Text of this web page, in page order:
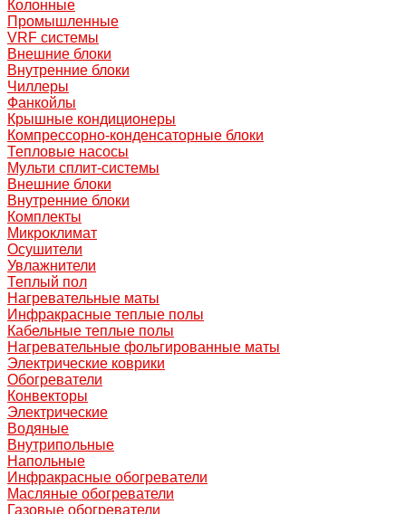
Колонные
Промышленные
VRF системы
Внешние блоки
Внутренние блоки
Чиллеры
Фанкойлы
Крышные кондиционеры
Компрессорно-конденсаторные блоки
Тепловые насосы
Мульти сплит-системы
Внешние блоки
Внутренние блоки
Комплекты
Микроклимат
Осушители
Увлажнители
Теплый пол
Нагревательные маты
Инфракрасные теплые полы
Кабельные теплые полы
Нагревательные фольгированные маты
Электрические коврики
Обогреватели
Конвекторы
Электрические
Водяные
Внутрипольные
Напольные
Инфракрасные обогреватели
Масляные обогреватели
Газовые обогреватели